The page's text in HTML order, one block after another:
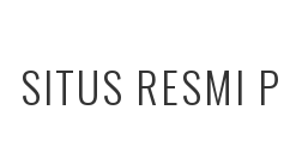
SITUS RESMI